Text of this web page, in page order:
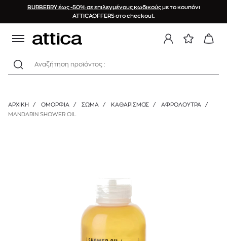
BURBERRY έως -50% σε επιλεγμένους κωδικούςμε το κουπόνι
ATTICAOFFERS στο checkout.
Αναζήτηση προϊόντος :
ΑΡΧΙΚΉ / ΟΜΟΡΦΙΑ / ΣΩΜΑ / ΚΑΘΑΡΙΣΜΌΣ / ΑΦΡΌΛΟΥΤΡΑ
/
MANDARIN SHOWER OIL